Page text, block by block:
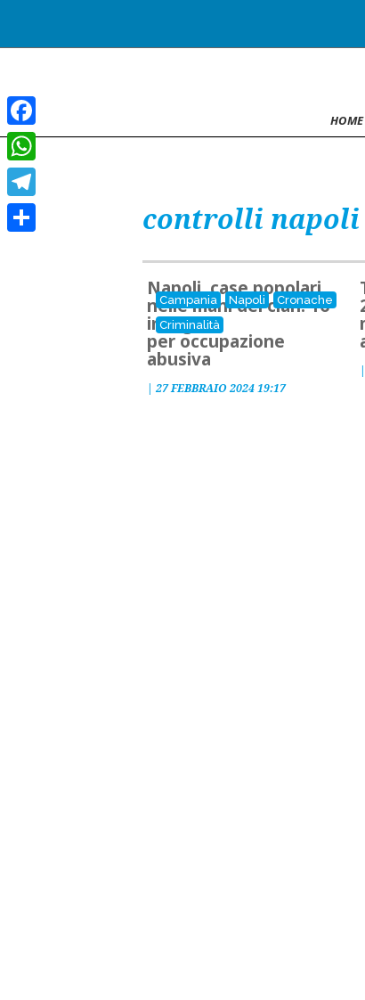
HOME
controlli napoli
Campania Napoli
Cronache
Criminalità
Napoli, case popolari
nelle mani del clan: 16
indagati
per occupazione
abusiva
| 27 FEBBRAIO 2024 19:17
Facebook
WhatsApp
Telegram